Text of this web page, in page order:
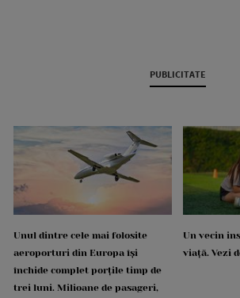
PUBLICITATE
Unul dintre cele mai folosite
aeroporturi din Europa își
închide complet porțile timp de
trei luni. Milioane de pasageri,
Un vecin
viață. Vezi